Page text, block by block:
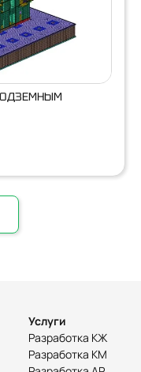
Услуги
Разработка КЖ
Разработка КМ